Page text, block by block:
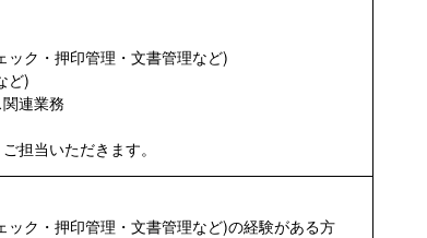
ック・押印管理・文書管理など)
ど)
連業務
担当いただきます。
ック・押印管理・文書管理など)の経験がある方